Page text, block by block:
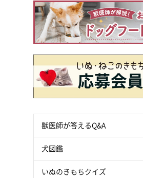
獣医師が答えるQ&A
犬図鑑
いぬのきもちクイズ